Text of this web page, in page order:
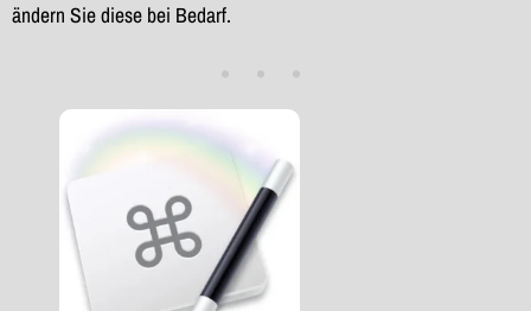
ändern Sie diese bei Bedarf.